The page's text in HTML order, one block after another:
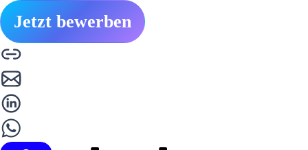
Jetzt bewerben